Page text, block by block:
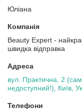
Юліана
Beauty Expert -
швидка відправка
вул. Практична, 2
недоступний!), Київ,